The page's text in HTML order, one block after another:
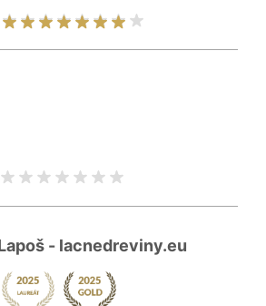
- lacnedreviny.eu